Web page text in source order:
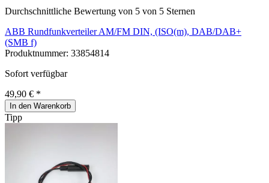
Durchschnittliche Bewertung von 5 von 5 Sternen
ABB Rundfunkverteiler AM/FM DIN, (ISO(m), DAB/DAB+
(SMB f)
Produktnummer: 33854814
Sofort verfügbar
49,90 € *
In den Warenkorb
Tipp